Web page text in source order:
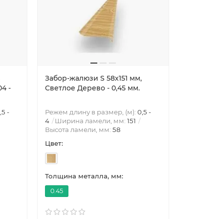
-
-
Забор-жалюзи S 58х151 мм,
Светлое Дерево - 0,45 мм.
Режем длину в размер, (м): 0,5 -
4
Ширина ламели, мм: 151
Высота ламели, мм: 58
Цвет:
Толщина металла, мм:
0.45